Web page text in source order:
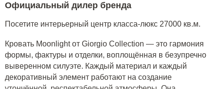
Официальный дилер бренда
Посетите интерьерный центр класса-люкс 27000 кв.м.
Кровать Moonlight от Giorgio Collection — это гармония
формы, фактуры и отделки, воплощённая в безупречно
выверенном силуэте. Каждый материал и каждый
декоративный элемент работают на создание